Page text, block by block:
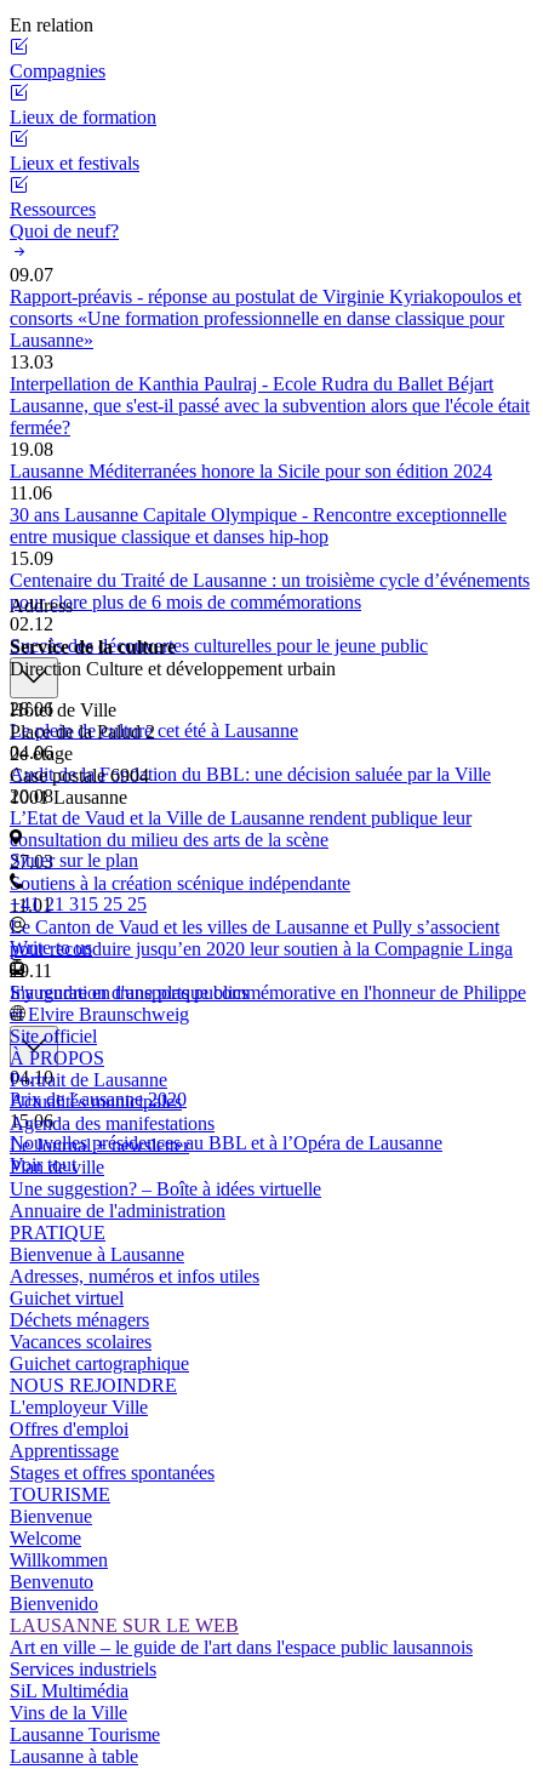
En relation
Compagnies
Lieux de formation
Lieux et festivals
Ressources
Quoi de neuf?
09.07
Rapport-préavis - réponse au postulat de Virginie Kyriakopoulos et
consorts «Une formation professionnelle en danse classique pour
Lausanne»
13.03
Interpellation de Kanthia Paulraj - Ecole Rudra du Ballet Béjart
Lausanne, que s'est-il passé avec la subvention alors que l'école était
fermée?
19.08
Lausanne Méditerranées honore la Sicile pour son édition 2024
11.06
30 ans Lausanne Capitale Olympique - Rencontre exceptionnelle
entre musique classique et danses hip-hop
15.09
Centenaire du Traité de Lausanne : un troisième cycle d’événements
pour clore plus de 6 mois de commémorations
02.12
Succès des découvertes culturelles pour le jeune public
28.06
Le plein de culture cet été à Lausanne
04.06
Audit de la Fondation du BBL: une décision saluée par la Ville
20.08
L’Etat de Vaud et la Ville de Lausanne rendent publique leur
consultation du milieu des arts de la scène
27.03
Soutiens à la création scénique indépendante
11.01
Le Canton de Vaud et les villes de Lausanne et Pully s’associent
pour reconduire jusqu’en 2020 leur soutien à la Compagnie Linga
19.11
Inauguration d'une plaque commémorative en l'honneur de Philippe
et Elvire Braunschweig
04.10
Prix de Lausanne 2020
15.06
Nouvelles présidences au BBL et à l’Opéra de Lausanne
Voir tout
Address
Service de la culture
Direction Culture et développement urbain
Hôtel de Ville
Place de la Palud 2
2e étage
Case postale 6904
1001 Lausanne
Situer sur le plan
+41 21 315 25 25
Write to us
S'y rendre en transports publics
Site officiel
À PROPOS
Portrait de Lausanne
Actualités municipales
Agenda des manifestations
Le Journal + newsletter
Plan de ville
Une suggestion? – Boîte à idées virtuelle
Annuaire de l'administration
PRATIQUE
Bienvenue à Lausanne
Adresses, numéros et infos utiles
Guichet virtuel
Déchets ménagers
Vacances scolaires
Guichet cartographique
NOUS REJOINDRE
L'employeur Ville
Offres d'emploi
Apprentissage
Stages et offres spontanées
TOURISME
Bienvenue
Welcome
Willkommen
Benvenuto
Bienvenido
LAUSANNE SUR LE WEB
Art en ville – le guide de l'art dans l'espace public lausannois
Services industriels
SiL Multimédia
Vins de la Ville
Lausanne Tourisme
Lausanne à table